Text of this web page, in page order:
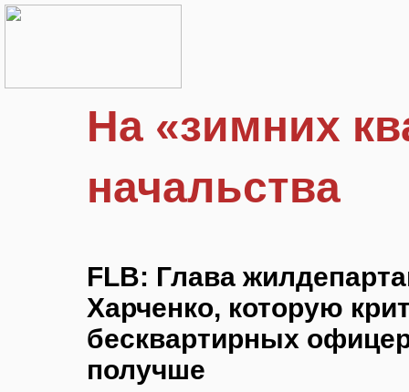
На «зимних
начальства
FLB: Глава
Харченко, которую
бесквартирных
получше